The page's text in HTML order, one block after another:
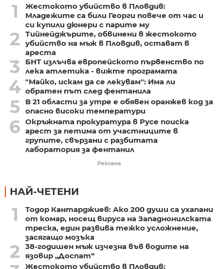
1
Жестокото убийство в Пловдив:
Младежите са били Георги повече от час и
си купили дюнери с парите му
2
Тийнейджърите, обвинени в жестокото
убийство на мъж в Пловдив, остават в
ареста
3
БНТ излъчва европейското първенство по
лека атлетика - вижте програмата
4 "Майко, искам да се лекувам": Има ли
обратен път след фентанила
5
В 21 области за утре е обявен оранжев код за
опасно високи температури
6 Окръжната прокуратура в Русе поиска
арест за петима от участниците в
групите, свързани с разбитата
лаборатория за фентанил
Реклама
НАЙ-ЧЕТЕНИ
1
Тодор Кантарджиев: Ако 200 души са ухапани
от комар, носещ вируса на Западнонилската
треска, един развива тежко усложнение,
засягащо мозъка
2
38-годишен мъж изчезна във водите на
язовир „Доспат“
Жестокото убийство в Пловдив: